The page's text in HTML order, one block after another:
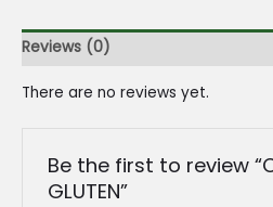
Reviews (0)
There are no reviews yet.
Be the first to review
GLUTEN”